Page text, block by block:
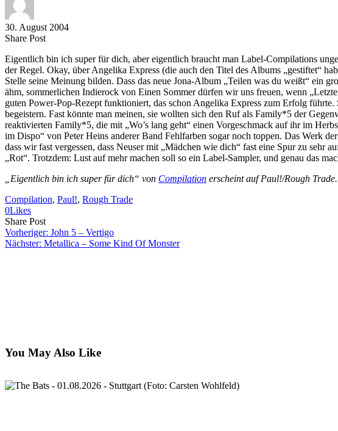
30. August 2004
Share PostShare
Facebook
Copy
to
clipboard
Send
via
eMail
Eigentlich bin ich super für dich, aber eigentlich braucht man Label-Compilations
der Regel. Okay, über Angelika Express (die auch den Titel des Albums „gestiftet“
Stelle seine Meinung bilden. Dass das neue Jona-Album „Teilen was du weißt“ ein
ähm, sommerlichen Indierock von Einen Sommer dürfen wir uns freuen, wenn
guten Power-Pop-Rezept funktioniert, das schon Angelika Express zum Erfolg
begeistern. Fast könnte man meinen, sie wollten sich den Ruf als Family*5 der
reaktivierten Family*5, die mit „Wo’s lang geht“ einen Vorgeschmack auf ihr im
im Dispo“ von Peter Heins anderer Band Fehlfarben sogar noch toppen. Das Werk
dass wir fast vergessen, dass Neuser mit „Mädchen wie dich“ fast eine Spur zu sehr
„Rot“. Trotzdem: Lust auf mehr machen soll so ein Label-Sampler, und genau das
„Eigentlich bin ich super für dich“ von Compilation erscheint auf Paul!/Rough Trade.
Compilation, Paul!, Rough Trade
0Likes
Share PostShare
on
Facebook
Copy
URL
to
Send
Link
via
Vorheriger: John 5 – Vertigo
Nächster: Metallica – Some Kind Of Monster
You May Also Like